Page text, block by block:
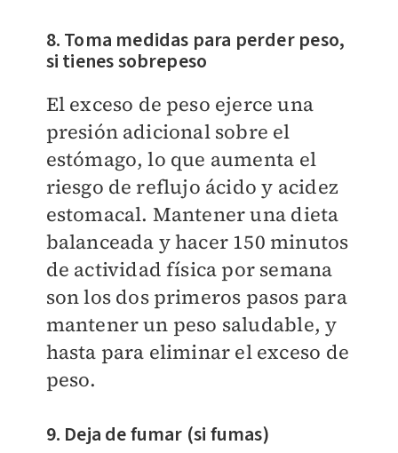
8. Toma medidas para perder peso,
si tienes sobrepeso
El exceso de peso ejerce una
presión adicional sobre el
estómago, lo que aumenta el
riesgo de reflujo ácido y acidez
estomacal. Mantener una dieta
balanceada y hacer 150 minutos
de actividad física por semana
son los dos primeros pasos para
mantener un peso saludable, y
hasta para eliminar el exceso de
peso.
9. Deja de fumar (si fumas)